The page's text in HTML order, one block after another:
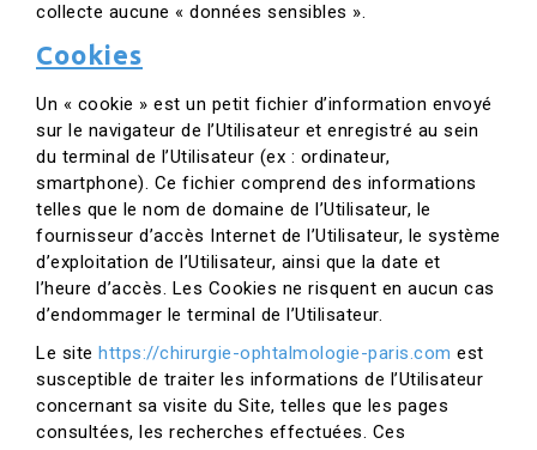
collecte aucune « données sensibles ».
Cookies
Un « cookie » est un petit fichier d’information envoyé
sur le navigateur de l’Utilisateur et enregistré au sein
du terminal de l’Utilisateur (ex : ordinateur,
smartphone). Ce fichier comprend des informations
telles que le nom de domaine de l’Utilisateur, le
fournisseur d’accès Internet de l’Utilisateur, le système
d’exploitation de l’Utilisateur, ainsi que la date et
l’heure d’accès. Les Cookies ne risquent en aucun cas
d’endommager le terminal de l’Utilisateur.
Le site https://chirurgie-ophtalmologie-paris.com est
susceptible de traiter les informations de l’Utilisateur
concernant sa visite du Site, telles que les pages
consultées, les recherches effectuées. Ces